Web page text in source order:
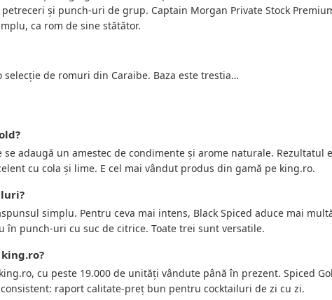
și punch-uri de grup. Captain Morgan Private Stock
ca rom de sine stătător.
de romuri din Caraibe. Baza este trestia…
adaugă un amestec de condimente și arome naturale. Rezultatul e
cu cola și lime. E cel mai vândut produs din gamă pe king.ro.
simplu. Pentru ceva mai intens, Black Spiced aduce mai
punch-uri cu suc de citrice. Toate trei sunt versatile.
cu peste 19.000 de unități vândute până în prezent. Spiced
raport calitate-preț bun pentru cocktailuri de zi cu zi.